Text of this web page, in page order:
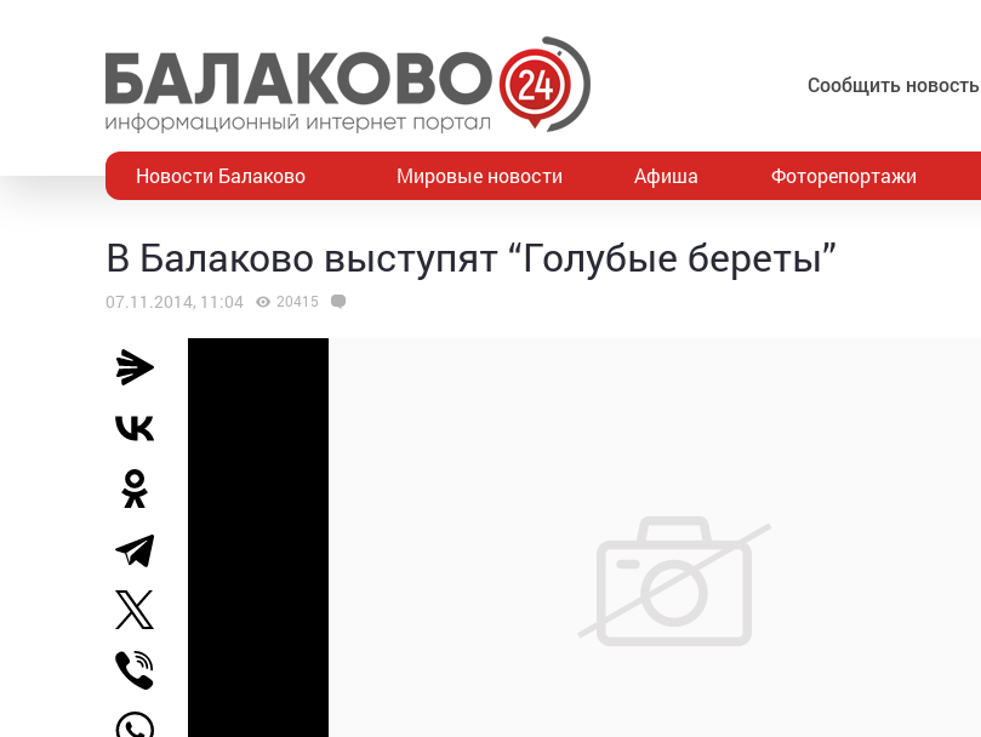
Сообщить новость
Новости Балаково Мировые новости Афиша Фоторепортажи
В Балаково выступят “Голубые береты”
07.11.2014, 11:04 20415